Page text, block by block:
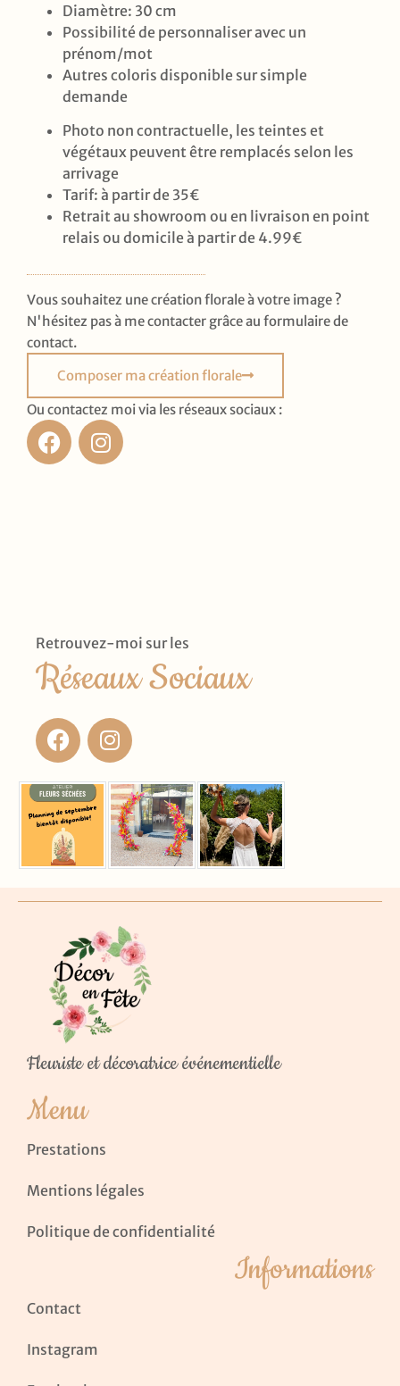
Diamètre: 30 cm
Possibilité de personnaliser avec un
prénom/mot
Autres coloris disponible sur simple
demande
Photo non contractuelle, les teintes et
végétaux peuvent être remplacés selon les
arrivage
Tarif: à partir de 35€
Retrait au showroom ou en livraison en point
relais ou domicile à partir de 4.99€
Vous souhaitez une création florale à votre image ?
N'hésitez pas à me contacter grâce au formulaire de
contact.
Composer ma création florale
Ou contactez moi via les réseaux sociaux :
Retrouvez-moi sur les
Réseaux Sociaux
Menu
Prestations
Mentions légales
Politique de confidentialité
Fleuriste et décoratrice événementielle
Informations
Contact
Instagram